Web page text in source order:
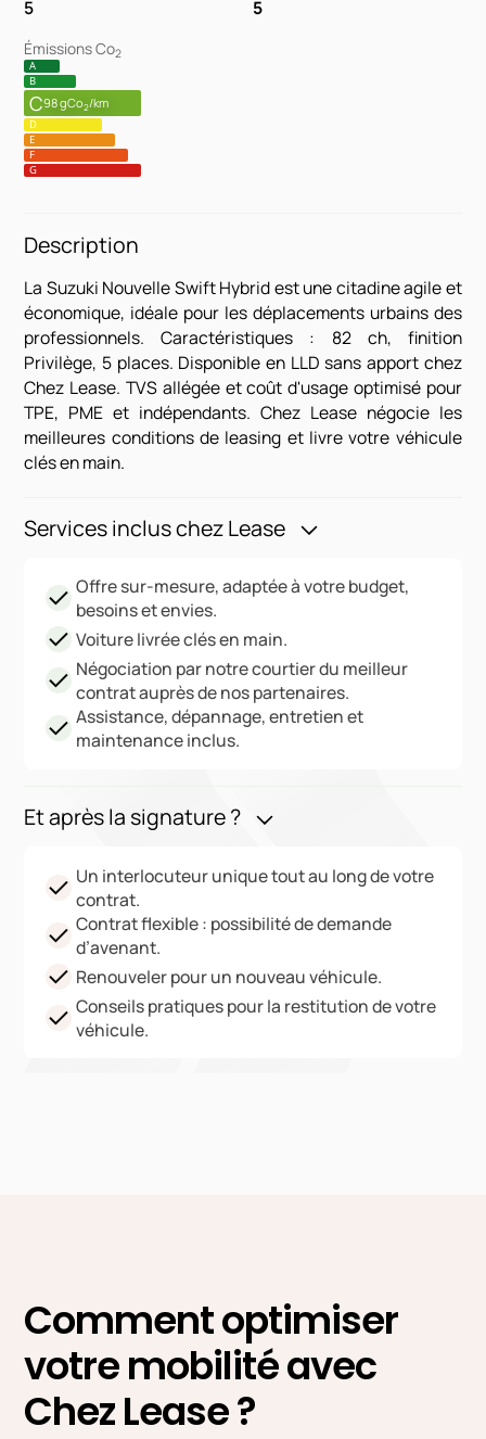
5 5
Émissions Co2
A
B
C98 gCo2/km
D
E
F
G
Description
La Suzuki Nouvelle Swift Hybrid est une citadine agile et
économique, idéale pour les déplacements urbains des
professionnels. Caractéristiques : 82 ch, finition
Privilège, 5 places. Disponible en LLD sans apport chez
Chez Lease. TVS allégée et coût d'usage optimisé pour
TPE, PME et indépendants. Chez Lease négocie les
meilleures conditions de leasing et livre votre véhicule
clés en main.
Services inclus chez Lease
Offre sur-mesure, adaptée à votre budget,
besoins et envies.
Voiture livrée clés en main.
Négociation par notre courtier du meilleur
contrat auprès de nos partenaires.
Assistance, dépannage, entretien et
maintenance inclus.
Et après la signature ?
Un interlocuteur unique tout au long de votre
contrat.
Contrat flexible : possibilité de demande
d’avenant.
Renouveler pour un nouveau véhicule.
Conseils pratiques pour la restitution de votre
véhicule.
Comment optimiser
votre mobilité avec
Chez Lease ?